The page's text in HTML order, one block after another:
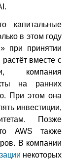
капитальные
в этом году
при принятии
вместе с
компания
на ранних
При этом она
инвестиции,
Позже
AWS также
В компании
некоторых